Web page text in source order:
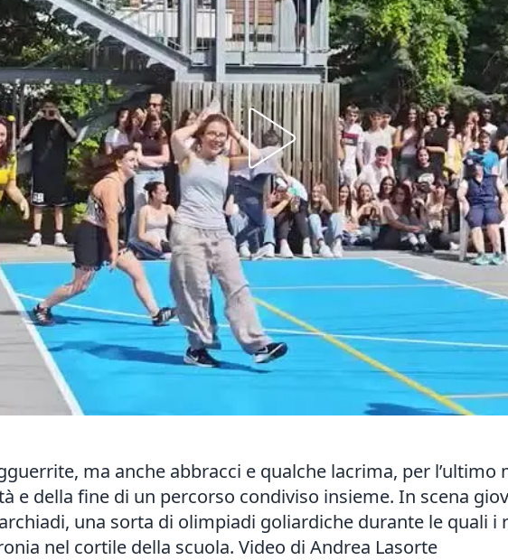
ma anche abbracci e qualche lacrima, per
e della fine di un percorso condiviso insieme. In scena
una sorta di olimpiadi goliardiche durante le quali i
nel cortile della scuola. Video di Andrea Lasorte